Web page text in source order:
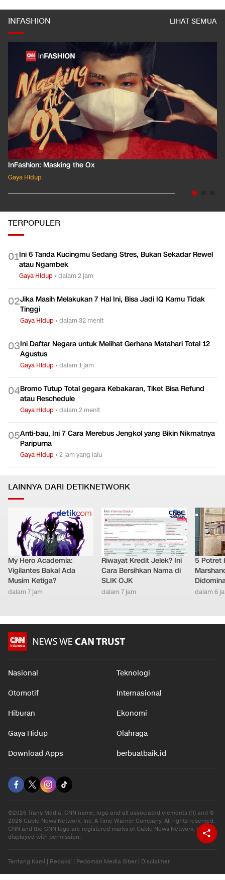
INFASHION LIHAT SEMUA
InFashion: Masking the Ox
Gaya Hidup
TERPOPULER
01Ini 6 Tanda Kucingmu Sedang Stres, Bukan Sekadar Rewel
atau Ngambek
Gaya Hidup •dalam 2 jam
02Jika Masih Melakukan 7 Hal Ini, Bisa Jadi IQ Kamu Tidak
Tinggi
Gaya Hidup •dalam 32 menit
03Ini Daftar Negara untuk Melihat Gerhana Matahari Total 12
Agustus
Gaya Hidup •dalam 1 jam
04Bromo Tutup Total gegara Kebakaran, Tiket Bisa Refund
atau Reschedule
Gaya Hidup •dalam 2 menit
05Anti-bau, Ini 7 Cara Merebus Jengkol yang Bikin Nikmatnya
Paripurna
Gaya Hidup •2 jam yang lalu
LAINNYA DARI DETIKNETWORK
My Hero Academia:
Vigilantes Bakal Ada
Musim Ketiga?
dalam 7 jam
Riwayat Kredit Jelek? Ini
Cara Bersihkan Nama di
SLIK OJK
dalam 7 jam
5 Potret
dalam 6
Nasional Teknologi
Otomotif Internasional
Hiburan Ekonomi
Gaya Hidup Olahraga
Download Apps berbuatbaik.id
©2026 Trans Media, CNN name, logo and all associated elements (R) and ©
2026 Cable News Network, Inc. A Time Warner Company. All rights reserved.
CNN and the CNN logo are registered marks of Cable News Network, Inc.,
displayed with permission.
Tentang Kami Redaksi Pedoman Media Siber Disclaimer